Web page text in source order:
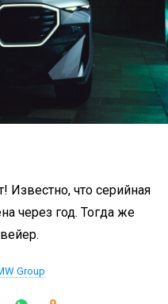
Известно, что серийная
через год. Тогда же
Group